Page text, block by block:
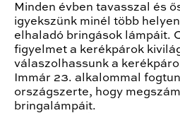
Minden évben tavasszal és
igyekszünk minél több
elhaladó bringások lámpáit.
figyelmet a kerékpárok
válaszolhassunk a
Immár 23. alkalommal
országszerte, hogy
bringalámpáit.